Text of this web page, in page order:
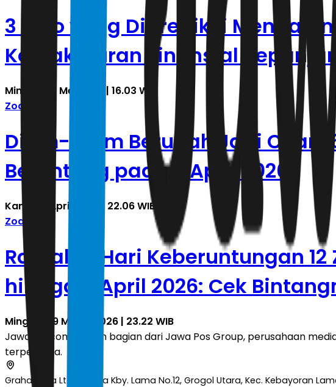
3 Shio yang Diprediksi
Kemakmuran Finansial
Minggu, 10 Mei 2026 | 16.03 WIB
Zodiak
Diam-Diam Berubah Jadi Cuan,
Beruntung pada 3 April 2026
Kamis, 2 April 2026 | 22.06 WIB
Zodiak
Ramalan Hari Keberuntungan
hingga 5 April 2026: Cek
Minggu, 29 Maret 2026 | 23.22 WIB
JawaPos.com adalah bagian dari Jawa Pos Group, perusahaan
terpercaya.
Graha Pena Lt.2 Jl. Raya Kby. Lama No.12, Grogol Utara, Kec. Kebayoran